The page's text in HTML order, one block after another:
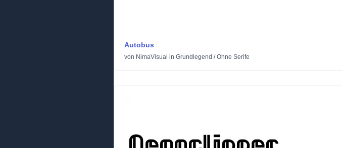
Autobus
von NimaVisual in Grundlegend /Ohne Serife